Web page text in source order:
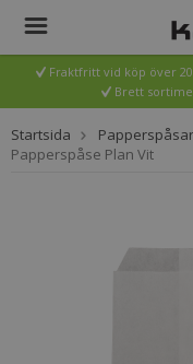
Fraktfritt vid köp över
Brett
Startsida Papperspåsar
Papperspåse Plan Vit